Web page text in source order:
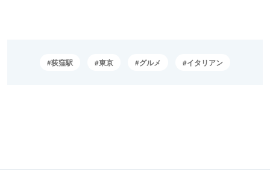
荻窪駅 東京 グルメ イタリアン